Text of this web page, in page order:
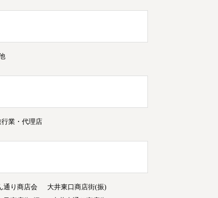
行業・代理店
通り商店会
大井東口商店街(振)